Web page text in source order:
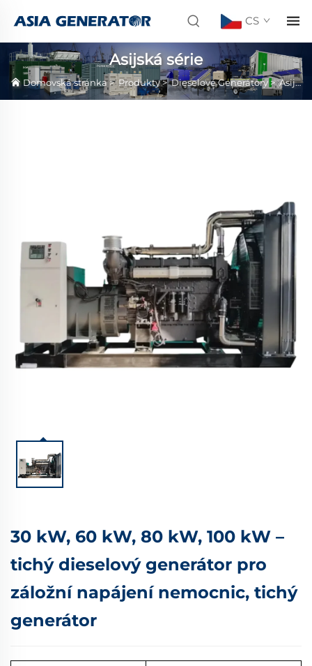
CS
Asijská série
Domovská stránka>Produkty>Dieselové Generátory >Asijská série
30 kW, 60 kW, 80 kW, 100 kW –
tichý dieselový generátor pro
záložní napájení nemocnic, tichý
generátor